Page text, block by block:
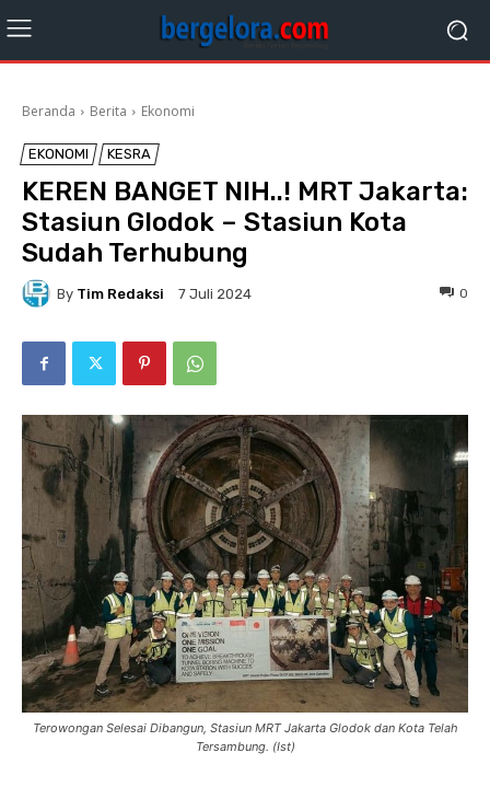
Beranda Berita Ekonomi
EKONOMI KESRA
KEREN BANGET NIH..! MRT Jakarta:
Stasiun Glodok – Stasiun Kota
Sudah Terhubung
By Tim Redaksi 7 Juli 2024 0
Terowongan Selesai Dibangun, Stasiun MRT Jakarta Glodok dan Kota Telah
Tersambung. (Ist)